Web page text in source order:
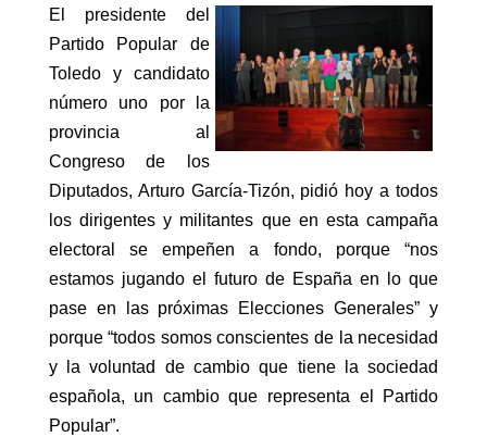
El presidente del
Partido Popular de
Toledo y candidato
número uno por la
provincia al
Congreso de los
Diputados, Arturo García-Tizón, pidió hoy a todos
los dirigentes y militantes que en esta campaña
electoral se empeñen a fondo, porque “nos
estamos jugando el futuro de España en lo que
pase en las próximas Elecciones Generales” y
porque “todos somos conscientes de la necesidad
y la voluntad de cambio que tiene la sociedad
española, un cambio que representa el Partido
Popular”.